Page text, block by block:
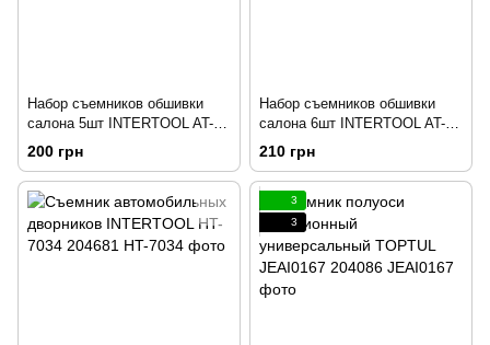
Набор съемников обшивки
салона 5шт INTERTOOL AT-
0150(206611)
200 грн
Набор съемников обшивки
салона 6шт INTERTOOL AT-
0151(206607)
210 грн
3
3